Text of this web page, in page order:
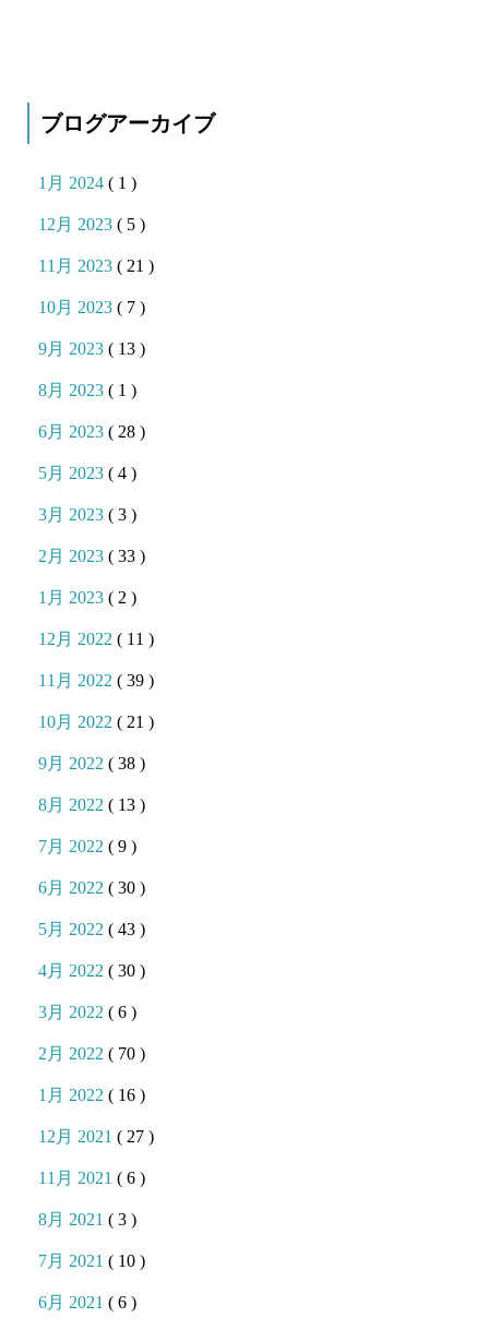
ブログアーカイブ
1月 2024( 1 )
12月 2023( 5 )
11月 2023( 21 )
10月 2023( 7 )
9月 2023( 13 )
8月 2023( 1 )
6月 2023( 28 )
5月 2023( 4 )
3月 2023( 3 )
2月 2023( 33 )
1月 2023( 2 )
12月 2022( 11 )
11月 2022( 39 )
10月 2022( 21 )
9月 2022( 38 )
8月 2022( 13 )
7月 2022( 9 )
6月 2022( 30 )
5月 2022( 43 )
4月 2022( 30 )
3月 2022( 6 )
2月 2022( 70 )
1月 2022( 16 )
12月 2021( 27 )
11月 2021( 6 )
8月 2021( 3 )
7月 2021( 10 )
6月 2021( 6 )